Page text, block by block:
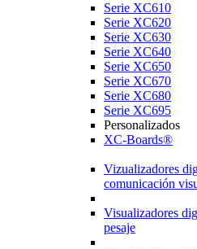
Serie XC610
Serie XC620
Serie XC630
Serie XC640
Serie XC650
Serie XC670
Serie XC680
Serie XC695
Personalizados
XC-Boards®
Vizualizadores
comunicación
Visualizadores
pesaje